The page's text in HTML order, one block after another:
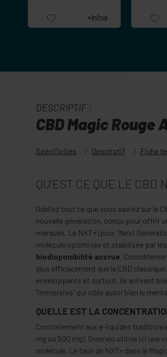
+Infos
DESCRIPTIF :
CBD Magic Rouge
Spécificités Descriptif Fiche
QU'EST CE QUE LE CBD
Oubliez tout ce que vous saviez sur le
nouvelle génération, conçu pour offrir
marqués. Le NXT+ (pour "Next
molécule optimisée et stabilisée par
biodisponibilité accrue.
plus efficacement que le CBD
enveloppants et surtout, ils arrivent
"immersive" qui cible aussi bien le
QUELLE EST LA
Contrairement aux e-liquides
mg ou 500 mg), Greeneo utilise ici
molécule. Le taux de NXT+ dans le